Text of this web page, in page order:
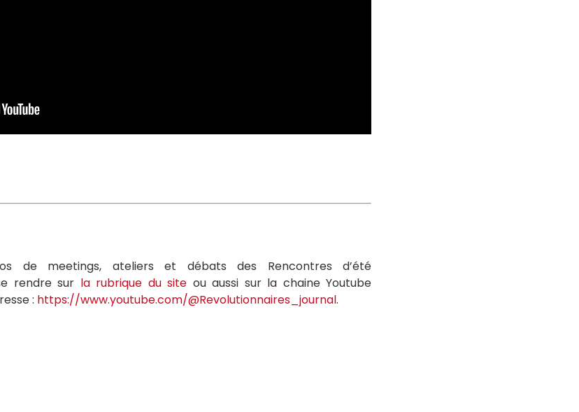
de meetings, ateliers et débats des Rencontres d’été
rendre sur la rubrique du site ou aussi sur la chaine Youtube
: https://www.youtube.com/@Revolutionnaires_journal.